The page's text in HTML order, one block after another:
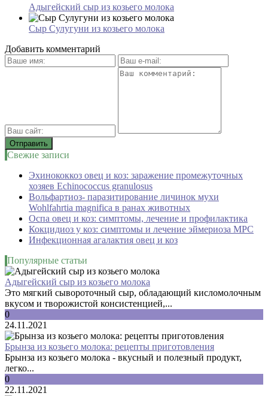
Адыгейский сыр из козьего молока
Сыр Сулугуни из козьего молока
Добавить комментарий
Свежие записи
Эхинококкоз овец и коз: заражение промежуточных
хозяев Echinococcus granulosus
Вольфартиоз- паразитирование личинок мухи
Wohlfahrtia magnifica в ранах животных
Оспа овец и коз: симптомы, лечение и профилактика
Кокцидиоз у коз: симптомы и лечение эймериоза МРС
Инфекционная агалактия овец и коз
Популярные статьи
Адыгейский сыр из козьего молока
Это мягкий сывороточный сыр, обладающий кисломолочным
вкусом и творожистой консистенцией,...
0
24.11.2021
Брынза из козьего молока: рецепты приготовления
Брынза из козьего молока - вкусный и полезный продукт,
легко...
0
22.11.2021